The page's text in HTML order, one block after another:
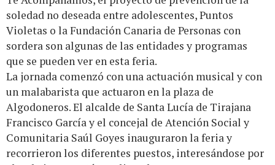
soledad no deseada entre adolescentes, Puntos
Violetas o la Fundación Canaria de Personas con
sordera son algunas de las entidades y programas
que se pueden ver en esta feria.
La jornada comenzó con una actuación musical y con
un malabarista que actuaron en la plaza de
Algodoneros. El alcalde de Santa Lucía de Tirajana
Francisco García y el concejal de Atención Social y
Comunitaria Saúl Goyes inauguraron la feria y
recorrieron los diferentes puestos, interesándose por